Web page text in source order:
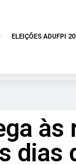
ELEIÇÕES ADUFPI
às
dias